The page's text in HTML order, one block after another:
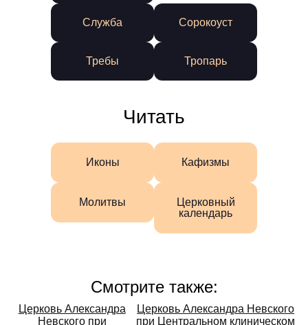
Служба Сорокоуст
Требы Тропарь
Читать
Иконы Кафизмы
Молитвы
Церковный
календарь
Смотрите также:
Смотрите
Церковь Александра
Невского при
Церковь Александра Невского
при Центральном клиническом